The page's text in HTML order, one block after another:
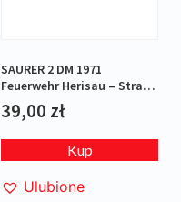
SAURER 2 DM 1971
Feuerwehr Herisau – Straż
pożarna
39,00 zł
Kup
Ulubione